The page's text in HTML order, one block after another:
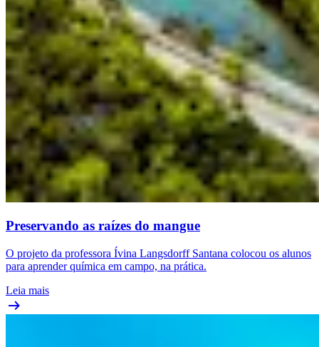
Preservando as raízes do mangue
O projeto da professora Ívina Langsdorff Santana colocou os alunos
para aprender química em campo, na prática.
Leia mais